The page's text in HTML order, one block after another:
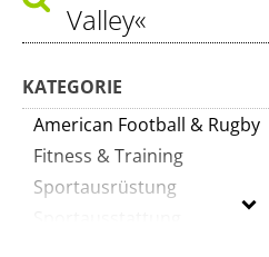
Valley«
KATEGORIE
American Football & Rugby
Fitness & Training
Sportausrüstung